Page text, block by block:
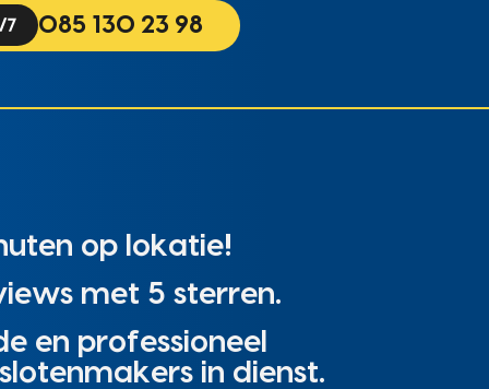
085 130 23 98
op lokatie!
met 5 sterren.
en professioneel
in dienst.